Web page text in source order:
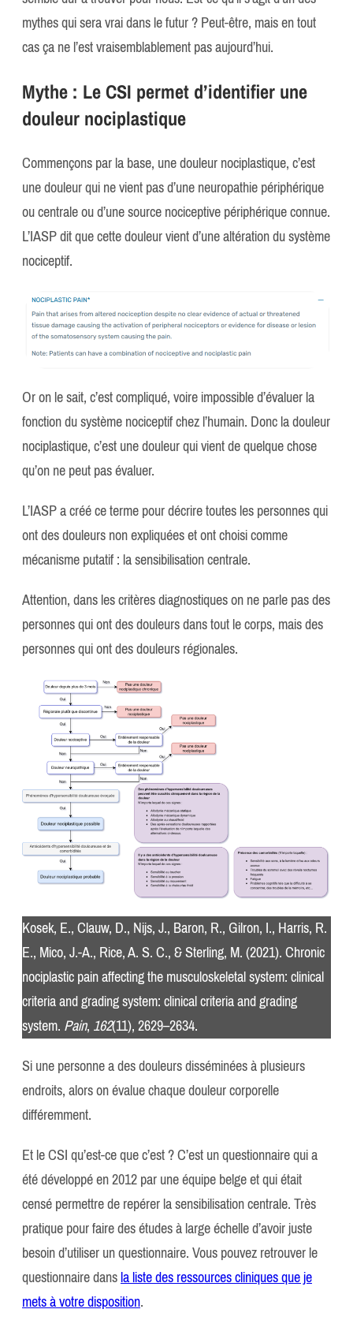
mythes qui sera vrai dans le futur ? Peut-être, mais en tout
cas ça ne l’est vraisemblablement pas aujourd’hui.
Mythe : Le CSI permet d’identifier une
douleur nociplastique
Commençons par la base, une douleur nociplastique, c’est
une douleur qui ne vient pas d’une neuropathie périphérique
ou centrale ou d’une source nociceptive périphérique connue.
L’IASP dit que cette douleur vient d’une altération du système
nociceptif.
Or on le sait, c’est compliqué, voire impossible d’évaluer la
fonction du système nociceptif chez l’humain. Donc la douleur
nociplastique, c’est une douleur qui vient de quelque chose
qu’on ne peut pas évaluer.
L’IASP a créé ce terme pour décrire toutes les personnes qui
ont des douleurs non expliquées et ont choisi comme
mécanisme putatif : la sensibilisation centrale.
Attention, dans les critères diagnostiques on ne parle pas des
personnes qui ont des douleurs dans tout le corps, mais des
personnes qui ont des douleurs régionales.
Kosek, E., Clauw, D., Nijs, J., Baron, R., Gilron, I., Harris, R.
E., Mico, J.-A., Rice, A. S. C., & Sterling, M. (2021). Chronic
nociplastic pain affecting the musculoskeletal system: clinical
criteria and grading system: clinical criteria and grading
system.Pain,162(11), 2629–2634.
Si une personne a des douleurs disséminées à plusieurs
endroits, alors on évalue chaque douleur corporelle
différemment.
Et le CSI qu’est-ce que c’est ? C’est un questionnaire qui a
été développé en 2012 par une équipe belge et qui était
censé permettre de repérer la sensibilisation centrale. Très
pratique pour faire des études à large échelle d’avoir juste
besoin d’utiliser un questionnaire. Vous pouvez retrouver le
questionnaire dansla liste des ressources cliniques que je
mets à votre disposition.